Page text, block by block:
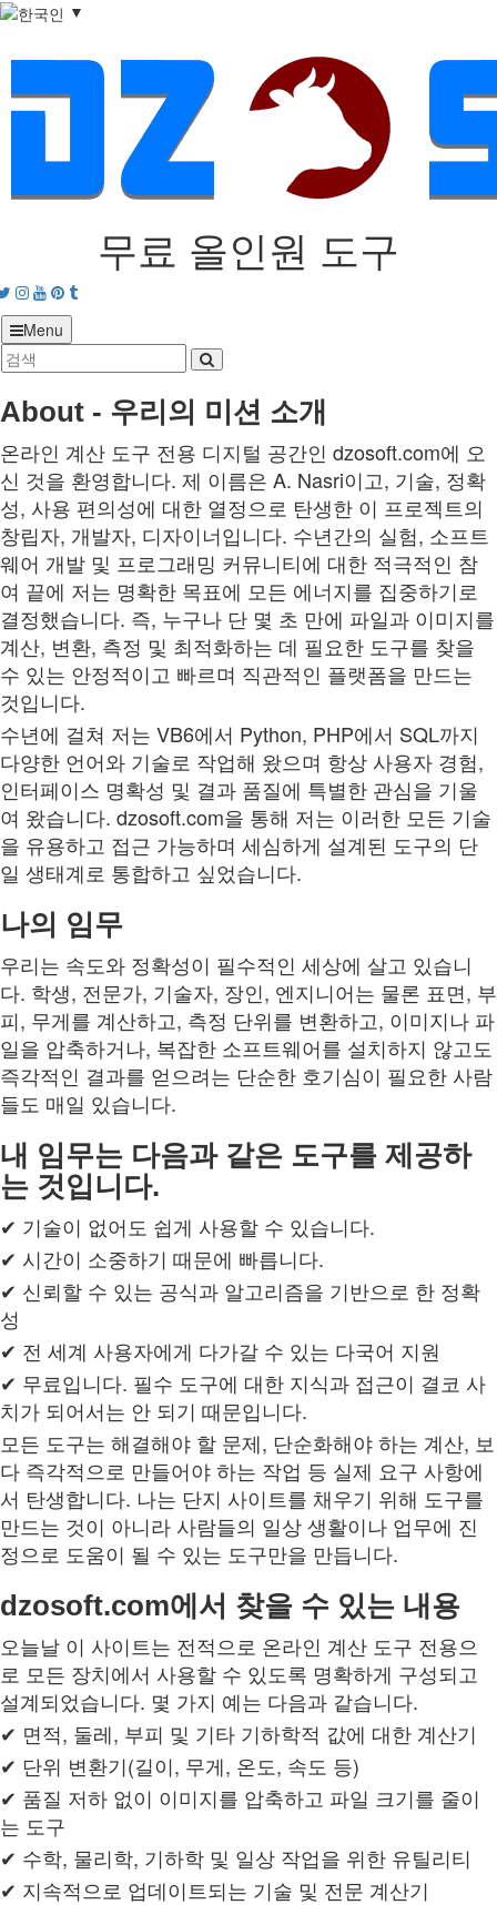
▼
무료 올인원 도구
Twitter
Instagram
Youtube
Pinterest
tumblr
Menu
About - 우리의 미션 소개
온라인 계산 도구 전용 디지털 공간인 dzosoft.com에 오
신 것을 환영합니다. 제 이름은 A. Nasri이고, 기술, 정확
성, 사용 편의성에 대한 열정으로 탄생한 이 프로젝트의
창립자, 개발자, 디자이너입니다. 수년간의 실험, 소프트
웨어 개발 및 프로그래밍 커뮤니티에 대한 적극적인 참
여 끝에 저는 명확한 목표에 모든 에너지를 집중하기로
결정했습니다. 즉, 누구나 단 몇 초 만에 파일과 이미지를
계산, 변환, 측정 및 최적화하는 데 필요한 도구를 찾을
수 있는 안정적이고 빠르며 직관적인 플랫폼을 만드는
것입니다.
수년에 걸쳐 저는 VB6에서 Python, PHP에서 SQL까지
다양한 언어와 기술로 작업해 왔으며 항상 사용자 경험,
인터페이스 명확성 및 결과 품질에 특별한 관심을 기울
여 왔습니다. dzosoft.com을 통해 저는 이러한 모든 기술
을 유용하고 접근 가능하며 세심하게 설계된 도구의 단
일 생태계로 통합하고 싶었습니다.
나의 임무
우리는 속도와 정확성이 필수적인 세상에 살고 있습니
다. 학생, 전문가, 기술자, 장인, 엔지니어는 물론 표면, 부
피, 무게를 계산하고, 측정 단위를 변환하고, 이미지나 파
일을 압축하거나, 복잡한 소프트웨어를 설치하지 않고도
즉각적인 결과를 얻으려는 단순한 호기심이 필요한 사람
들도 매일 있습니다.
내 임무는 다음과 같은 도구를 제공하
는 것입니다.
✔ 기술이 없어도 쉽게 사용할 수 있습니다.
✔ 시간이 소중하기 때문에 빠릅니다.
✔ 신뢰할 수 있는 공식과 알고리즘을 기반으로 한 정확
성
✔ 전 세계 사용자에게 다가갈 수 있는 다국어 지원
✔ 무료입니다. 필수 도구에 대한 지식과 접근이 결코 사
치가 되어서는 안 되기 때문입니다.
모든 도구는 해결해야 할 문제, 단순화해야 하는 계산, 보
다 즉각적으로 만들어야 하는 작업 등 실제 요구 사항에
서 탄생합니다. 나는 단지 사이트를 채우기 위해 도구를
만드는 것이 아니라 사람들의 일상 생활이나 업무에 진
정으로 도움이 될 수 있는 도구만을 만듭니다.
dzosoft.com에서 찾을 수 있는 내용
오늘날 이 사이트는 전적으로 온라인 계산 도구 전용으
로 모든 장치에서 사용할 수 있도록 명확하게 구성되고
설계되었습니다. 몇 가지 예는 다음과 같습니다.
✔ 면적, 둘레, 부피 및 기타 기하학적 값에 대한 계산기
✔ 단위 변환기(길이, 무게, 온도, 속도 등)
✔ 품질 저하 없이 이미지를 압축하고 파일 크기를 줄이
는 도구
✔ 수학, 물리학, 기하학 및 일상 작업을 위한 유틸리티
✔ 지속적으로 업데이트되는 기술 및 전문 계산기